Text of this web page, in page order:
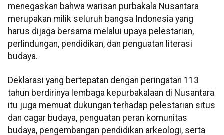
menegaskan bahwa warisan purbakala Nusantara
merupakan milik seluruh bangsa Indonesia yang
harus dijaga bersama melalui upaya pelestarian,
perlindungan, pendidikan, dan penguatan literasi
budaya.
Deklarasi yang bertepatan dengan peringatan 113
tahun berdirinya lembaga kepurbakalaan di Nusantara
itu juga memuat dukungan terhadap pelestarian situs
dan cagar budaya, penguatan peran komunitas
budaya, pengembangan pendidikan arkeologi, serta